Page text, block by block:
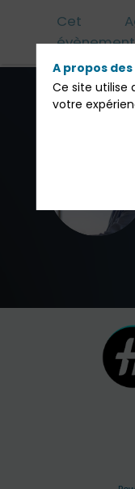
Cet
évènement
A propos
Ce site utilise
votre